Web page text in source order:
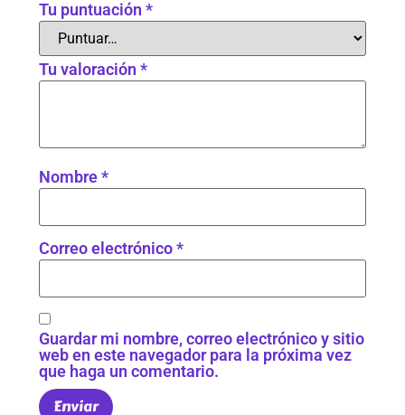
Tu puntuación*
Tu valoración*
Nombre*
Correo electrónico*
Guardar mi nombre, correo electrónico y sitio
web en este navegador para la próxima vez
que haga un comentario.